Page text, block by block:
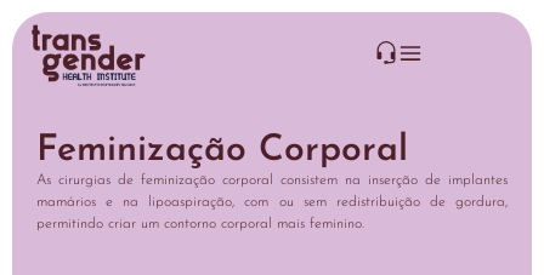
Feminização Corporal
As cirurgias de feminização corporal consistem na inserção de implantes
mamários e na lipoaspiração, com ou sem redistribuição de gordura,
permitindo criar um contorno corporal mais feminino.